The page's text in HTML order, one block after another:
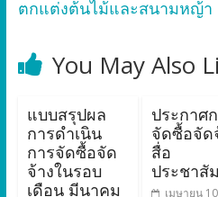
ตกแต่งต้นไม้และสนามหญ้า
You May Also
แบบสรุปผล
การดำเนิน
การจัดซื้อจัด
จ้างในรอบ
เดือน มีนาคม
ประกาศ
จัดซื้อจัด
สื่อ
ประชาสั
เมษายน